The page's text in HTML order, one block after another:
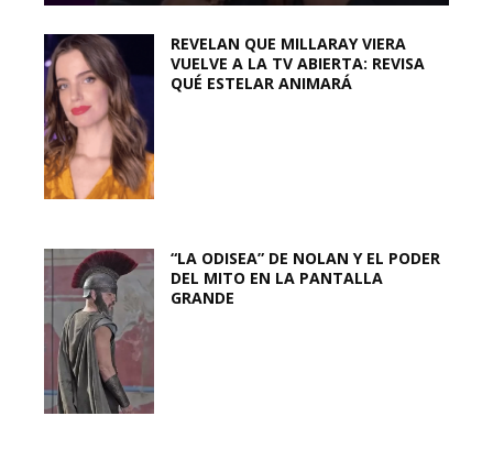
REVELAN QUE MILLARAY VIERA
VUELVE A LA TV ABIERTA: REVISA
QUÉ ESTELAR ANIMARÁ
“LA ODISEA” DE NOLAN Y EL PODER
DEL MITO EN LA PANTALLA
GRANDE